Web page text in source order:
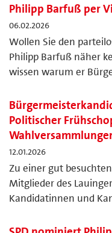
Philipp Barfuß per
06.02.2026
Wollen Sie den
Philipp Barfuß näher
wissen warum er
Politischer
12.01.2026
Zu einer gut
Mitglieder des
Kandidatinnen und